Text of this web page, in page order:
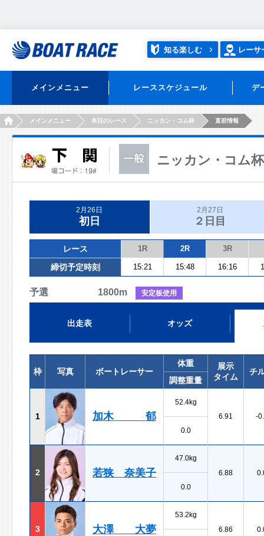
知る楽しむ レーサ
メインメニュー レーススケジュール デ
HOMEメインメニュー 本日のレース ニッカン・コム杯 直前情報
ニッカン・コム杯
2月26日
初日
2月27日
２日目
レース 1R 2R 3R
締切予定時刻 15:21 15:48 16:16
予選 1800m 安定板使用
出走表 オッズ
枠 写真 ボートレーサー
体重
展示
タイム
チ
調整重量
1 加木 郁
52.4kg
6.91
-
0.0
2 若狭 奈美子
47.0kg
6.88
0.0
3 大澤 大夢
53.2kg
6.86